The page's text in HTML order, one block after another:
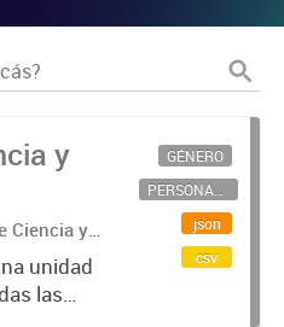
y
Ciencia y
unidad
las
GÉNERO
PERSONAL CIENTÍFICO-TECNOLÓGICO
json
csv